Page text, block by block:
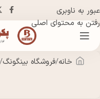
عبور به ناوبری
رفتن به محتوای اصلی
خانه فروشگاه بینگونگ